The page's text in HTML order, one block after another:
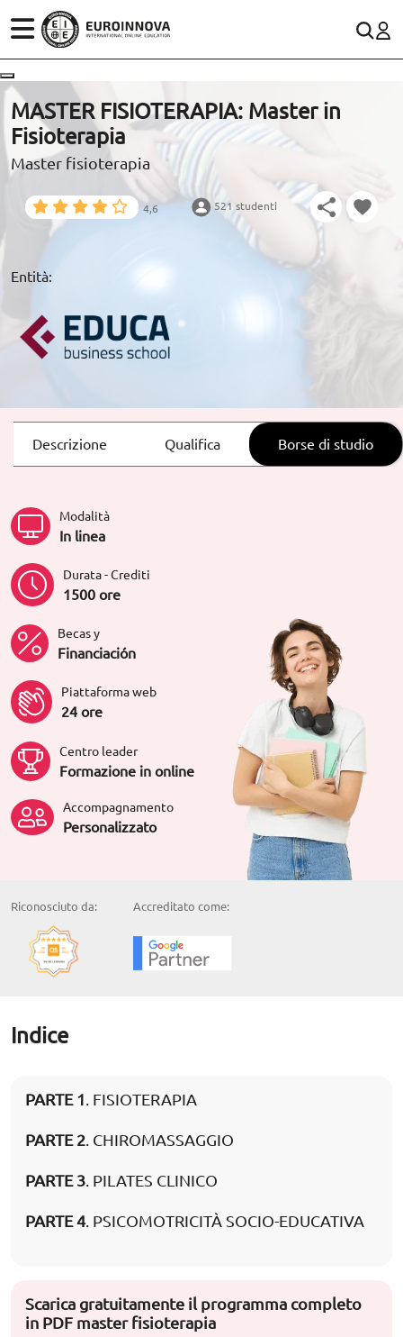
SETTORI
STUDI
SCOPRI EUROINNOVA
CONTACTO
WhatsApp
Rete fissa:900 831 200
MASTER FISIOTERAPIA: Master in
Fisioterapia
Master fisioterapia
4,6 521 studenti
Entità:
Descrizione Qualifica Borse di studio
Modalità
In linea
Durata - Crediti
1500 ore
Becas y
Financiación
Piattaforma web
24 ore
Centro leader
Formazione in online
Accompagnamento
Personalizzato
Riconosciuto da: Accreditato come:
Indice
PARTE 1. FISIOTERAPIA
PARTE 2. CHIROMASSAGGIO
PARTE 3. PILATES CLINICO
PARTE 4. PSICOMOTRICITÀ SOCIO-EDUCATIVA
Scarica gratuitamente il programma completo
in PDF master fisioterapia